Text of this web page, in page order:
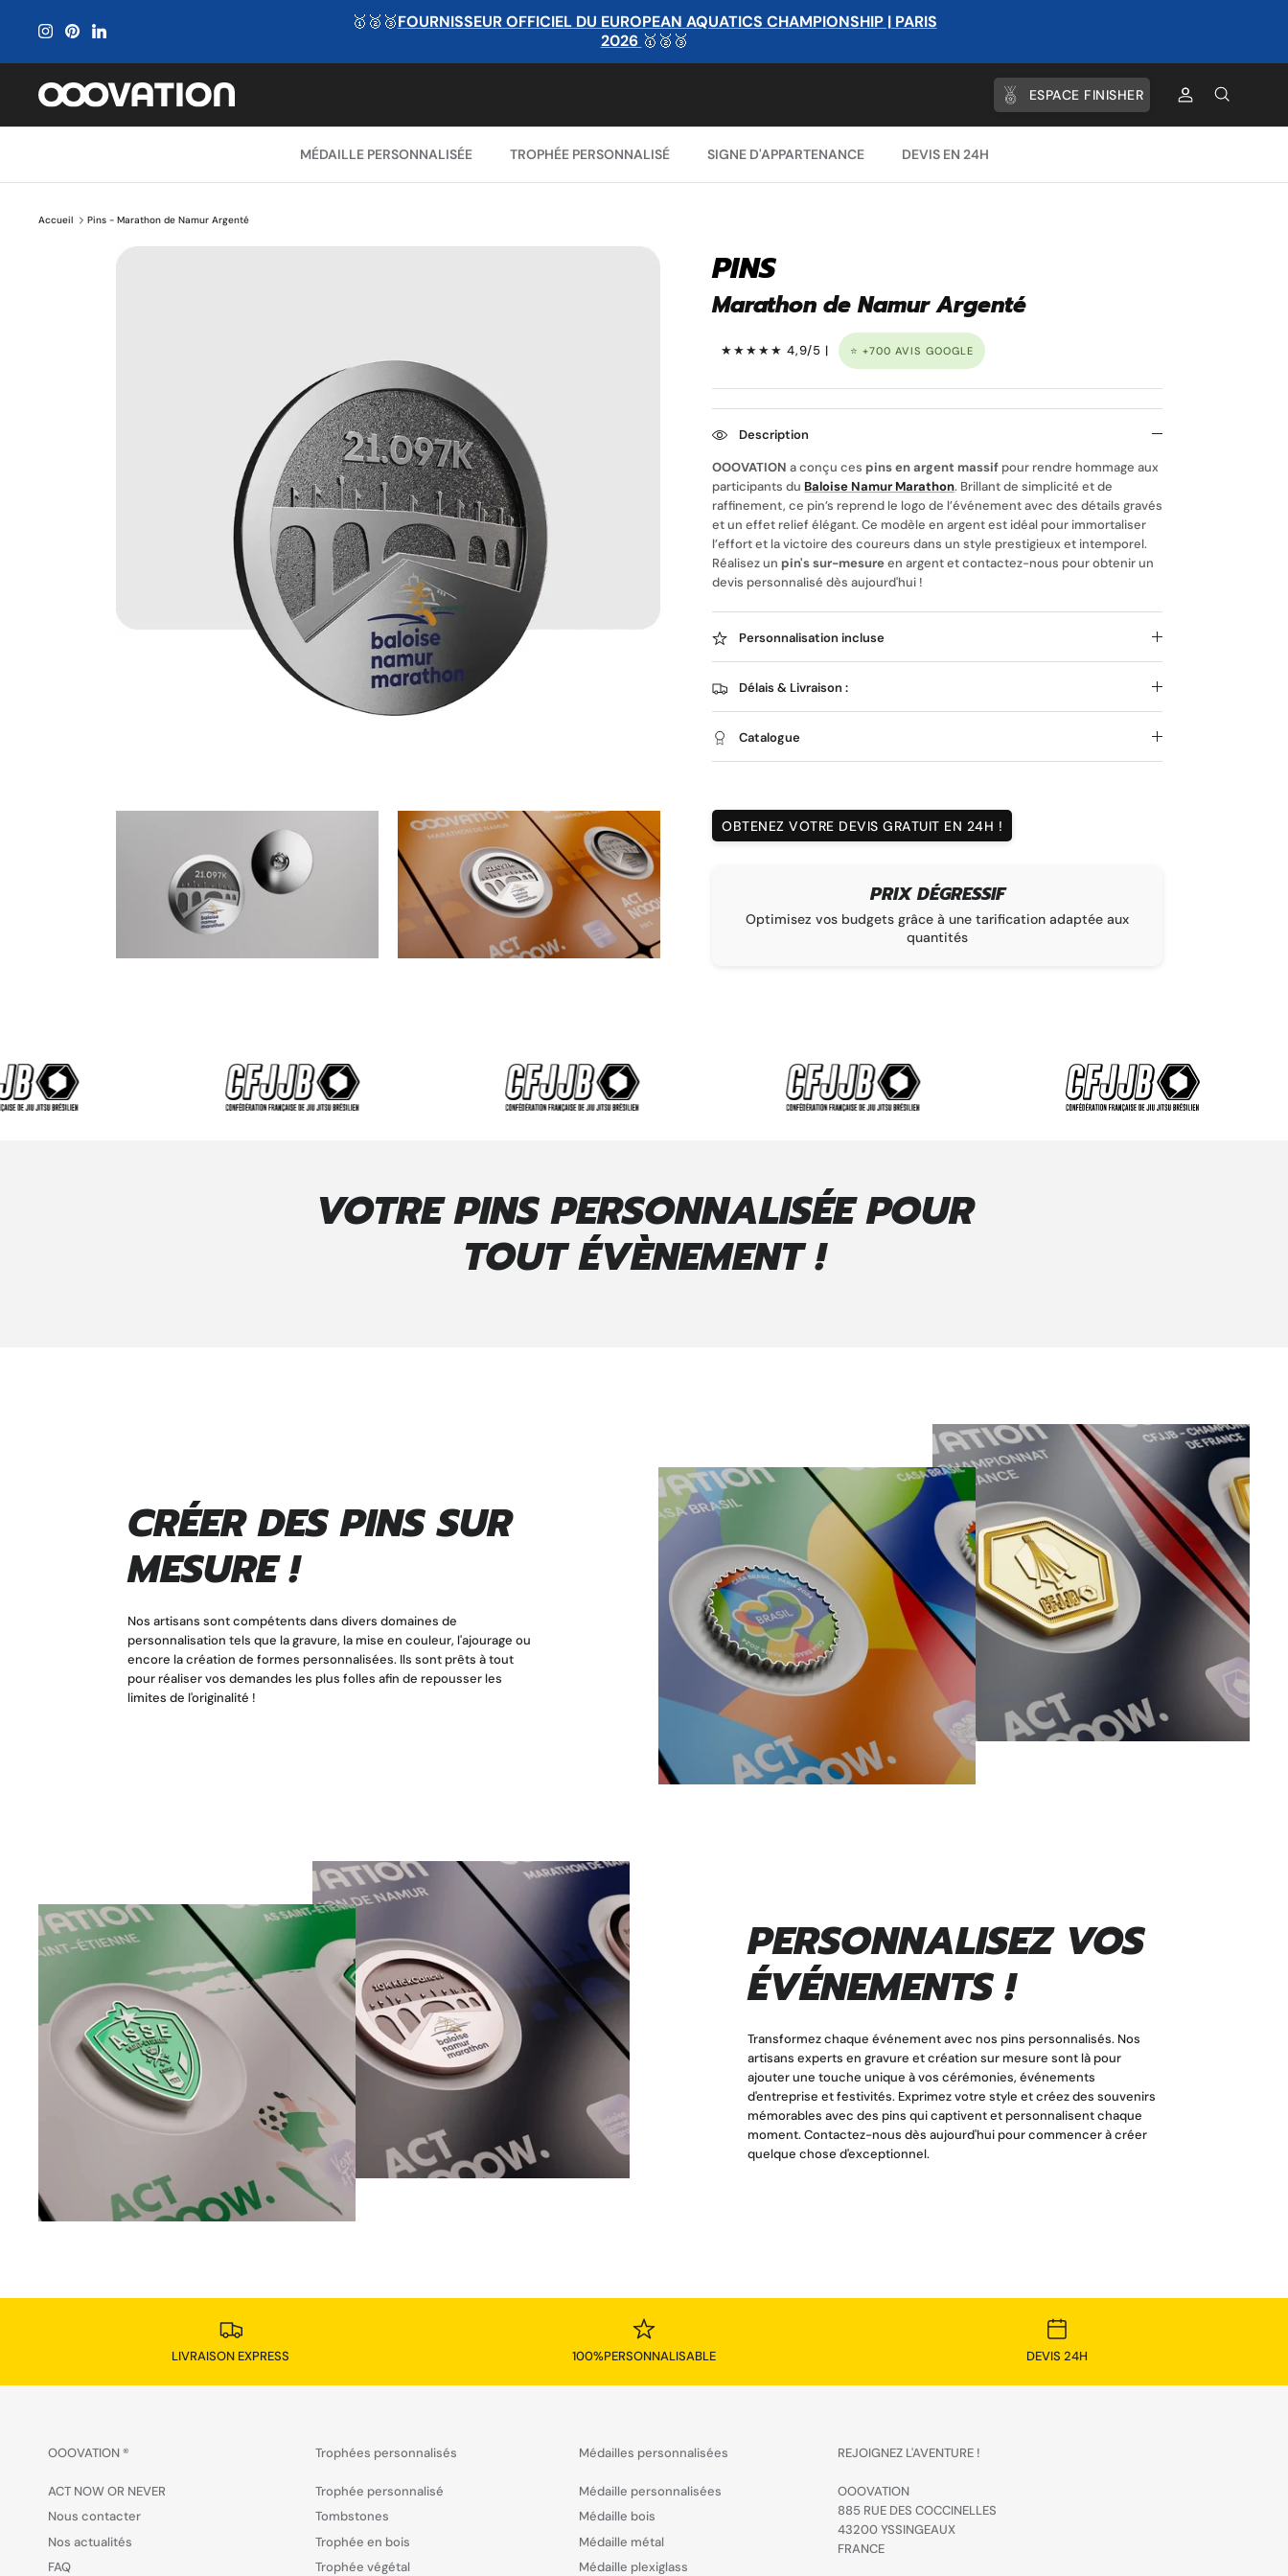
🥇🥈🥉FOURNISSEUR OFFICIEL DU EUROPEAN AQUATICS CHAMPIONSHIP | PARIS
2026 🥇🥈🥉
ESPACE FINISHER CompteRecherche
MÉDAILLE PERSONNALISÉE TROPHÉE PERSONNALISÉ SIGNE D'APPARTENANCE DEVIS EN 24H
Accueil Pins - Marathon de Namur Argenté
PINS
Marathon de Namur Argenté
★★★★★ 4,9/5 | ⭐ +700 AVIS GOOGLE
Description
OOOVATIONa conçu cespins en argent massif pour rendre hommage aux
participants du Baloise Namur Marathon. Brillant de simplicité et de
raffinement, ce pin’s reprend le logo de l’événement avec des détails gravés
et un effet relief élégant. Ce modèle en argent est idéal pour immortaliser
l’effort et la victoire des coureurs dans un style prestigieux et intemporel.
Réalisez unpin's sur-mesureen argent et contactez-nous pour obtenir un
devis personnalisé dès aujourd'hui !
Personnalisation incluse
Délais & Livraison :
Catalogue
OBTENEZ VOTRE DEVIS GRATUIT EN 24H !
LIVRAISON
Nous livrons vos récompenses partout en Europe et à
l’international, suivi et délais garantis.
PRIX DÉGRESSIF
Optimisez vos budgets grâce à une tarification adaptée aux
quantités
VOTRE PINS PERSONNALISÉE POUR
TOUT ÉVÈNEMENT !
CRÉER DES PINS SUR
MESURE !
Nos artisans sont compétents dans divers domaines de
personnalisation tels que la gravure, la mise en couleur, l'ajourage ou
encore la création de formes personnalisées. Ils sont prêts à tout
pour réaliser vos demandes les plus folles afin de repousser les
limites de l'originalité !
PERSONNALISEZ VOS
ÉVÉNEMENTS !
Transformez chaque événement avec nos pins personnalisés. Nos
artisans experts en gravure et création sur mesure sont là pour
ajouter une touche unique à vos cérémonies, événements
d'entreprise et festivités. Exprimez votre style et créez des souvenirs
mémorables avec des pins qui captivent et personnalisent chaque
moment. Contactez-nous dès aujourd'hui pour commencer à créer
quelque chose d'exceptionnel.
LIVRAISON EXPRESS 100%PERSONNALISABLE DEVIS 24H
OOOVATION ®
ACT NOW OR NEVER
Nous contacter
Nos actualités
FAQ
Trophées personnalisés
Trophée personnalisé
Tombstones
Trophée en bois
Trophée végétal
Médailles personnalisées
Médaille personnalisées
Médaille bois
Médaille métal
Médaille plexiglass
REJOIGNEZ L'AVENTURE !
OOOVATION
885 RUE DES COCCINELLES
43200 YSSINGEAUX
FRANCE